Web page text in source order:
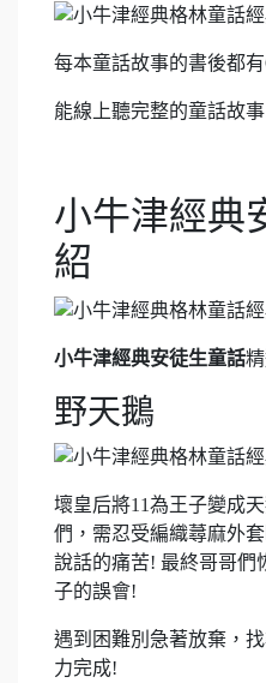
每本童話故事的書後都
能線上聽完整的童話故
小牛津經典
紹
小牛津經典安徒生童話
野天鵝
壞皇后將11為王子變成
們，需忍受編織蕁麻外
說話的痛苦! 最終哥哥們
子的誤會!
遇到困難別急著放棄，
力完成!